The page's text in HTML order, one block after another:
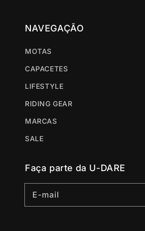
NAVEGAÇÃO
MOTAS
CAPACETES
LIFESTYLE
RIDING GEAR
MARCAS
SALE
Faça parte da U-DARE
E-mail